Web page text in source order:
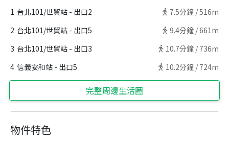
物件特色
1 台北101/世貿站 - 出口2 7.5分鐘 /516m
2 台北101/世貿站 - 出口5 9.4分鐘 /661m
3 台北101/世貿站 - 出口3 10.7分鐘 / 736m
4 信義安和站 - 出口5 10.2分鐘 / 724m
完整周邊生活圈